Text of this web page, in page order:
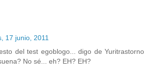
17 junio, 2011
del test egoblogo... digo de Yuritrastorno
No sé... eh? EH? EH?